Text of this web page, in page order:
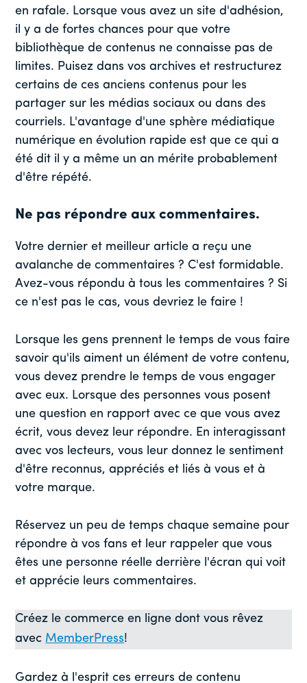
en rafale. Lorsque vous avez un site d'adhésion,
il y a de fortes chances pour que votre
bibliothèque de contenus ne connaisse pas de
limites. Puisez dans vos archives et restructurez
certains de ces anciens contenus pour les
partager sur les médias sociaux ou dans des
courriels. L'avantage d'une sphère médiatique
numérique en évolution rapide est que ce qui a
été dit il y a même un an mérite probablement
d'être répété.
Ne pas répondre aux commentaires.
Votre dernier et meilleur article a reçu une
avalanche de commentaires ? C'est formidable.
Avez-vous répondu à tous les commentaires ? Si
ce n'est pas le cas, vous devriez le faire !
Lorsque les gens prennent le temps de vous faire
savoir qu'ils aiment un élément de votre contenu,
vous devez prendre le temps de vous engager
avec eux. Lorsque des personnes vous posent
une question en rapport avec ce que vous avez
écrit, vous devez leur répondre. En interagissant
avec vos lecteurs, vous leur donnez le sentiment
d'être reconnus, appréciés et liés à vous et à
votre marque.
Réservez un peu de temps chaque semaine pour
répondre à vos fans et leur rappeler que vous
êtes une personne réelle derrière l'écran qui voit
et apprécie leurs commentaires.
Créez le commerce en ligne dont vous rêvez
avec MemberPress!
Gardez à l'esprit ces erreurs de contenu